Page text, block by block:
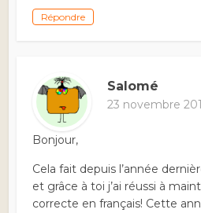
Répondre
Salomé
23 novembre
Bonjour,
Cela fait depuis l’année
et grâce à toi j’ai réussi à
correcte en français! Cette